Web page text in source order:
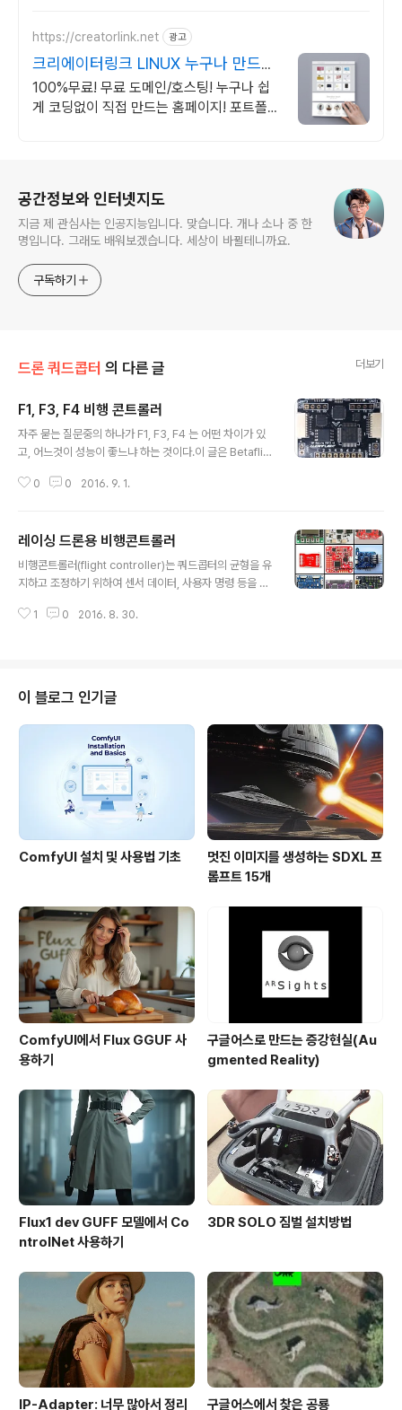
https://creatorlink.net 광고
크리에이터링크 LINUX 누구나 만드는
홈페이지
100%무료! 무료 도메인/호스팅! 누구나 쉽
게 코딩없이 직접 만드는 홈페이지! 포트폴리
공간정보와 인터넷지도
지금 제 관심사는 인공지능입니다. 맞습니다. 개나 소나 중 한
명입니다. 그래도 배워보겠습니다. 세상이 바뀔테니까요.
구독하기
드론 쿼드콥터 의 다른 글 더보기
F1, F3, F4 비행 콘트롤러
자주 묻는 질문중의 하나가 F1, F3, F4 는 어떤 차이가 있
고, 어느것이 성능이 좋느냐 하는 것이다.이 글은 Betaflig
가 있고 유용할 것이다. 이 글은 F1 및 F3만 집중적으로 다
F3는 비행콘트롤러의 두뇌인 STM32 프로세서의 다른
시리즈이다. STM32 시리즈는 현재 F7, F4, F3, F2, F1,
F0, L4, L1, L0, W 등 10가지가 있다. F1 비행 콘트롤러의
er, Motolab Tornado, Seriously Pro ..
0 0 2016. 9. 1.
레이싱 드론용 비행콘트롤러
비행콘트롤러(flight controller)는 쿼드콥터의 균형을 유
지하고 조정하기 위하여 센서 데이터, 사용자 명령 등을 읽
콥터 비행 콘트롤러는 자이로(Gyroscopes)와 가속도계
로스코프는 방향을 유지하고 기압계는 고도를 유지하며, G
PS는 자동 운항이나 Fail-safe 목적으로 사용될 수 있다.
많은 비행콘트롤러는 비슷한 하드웨어 혹은 센서를 사용하
지만, 소프트웨어와 계산 알고리듬은 달라서 비행 특성과
사용자 인터페이스가 다르다. 이때문에 다른 비행콘트롤..
1 0 2016. 8. 30.
이 블로그 인기글
ComfyUI 설치 및 사용법 기초
멋진 이미지를 생성하는 SDXL 프
롬프트 15개
ComfyUI에서 Flux GGUF 사
용하기
구글어스로 만드는 증강현실(Au
gmented Reality)
Flux1 dev GUFF 모델에서 Co
ntrolNet 사용하기
3DR SOLO 짐벌 설치방법
IP-Adapter: 너무 많아서 정리 구글어스에서 찾은 공룡